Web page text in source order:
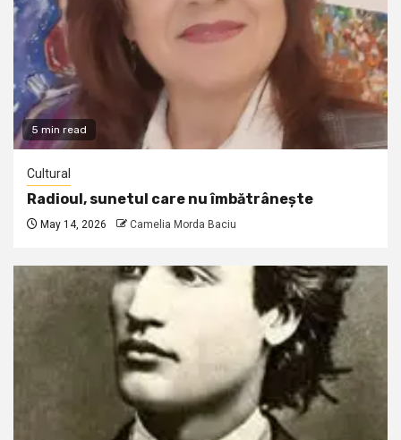
5 min read
Cultural
Radioul, sunetul care nu îmbătrânește
May 14, 2026 Camelia Morda Baciu